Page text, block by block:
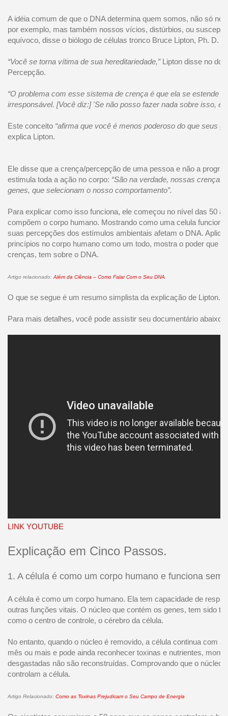
A idéia comum de que o DNA determina quem somos, não só
por exemplo, mas também nossos vícios, distúrbios, ou
equívoco, disse o biólogo de células tronco Bruce Lipton, Ph. D.
“Você se torna vítima de sua hereditariedade,”Lipton disse no
Percepção.
“O problema com esse sistema de crença é que ela se estende
irresponsável. [Você diz:] 'Se não posso fazer nada sobre isso,
Este conceito“afirma que você é menos poderoso do que seus
explica Lipton.
Ele disse que a crença/percepção de uma pessoa e não a
estimula toda a ação no corpo: “São na verdade, nossas
genes, que selecionam o nosso comportamento”.
Para explicar como isso funciona, ele começou no nível das 50 a
compõem o corpo humano. Mostrando como uma celula
suas percepções dos estímulos ambientais afetam o DNA.
princípios no corpo humano como um todo, mostra o poder que
crenças, tem sobre o DNA.
Artigo relacionado: Além da Ciência – Como Falar Com o Seu DNA
O que se segue é um resumo simplista da explicação de Lipton.
Para mais detalhes, você pode assistir seu documentário abaixo.
LINK YOUTUBE
Explicação em Cinco Passos.
1. A célula é como um corpo humano e funciona sem
A célula é como um corpo humano. Ela tem capacidade de
outras funções vitais. O núcleo que contém os genes, tem sido
como o centro de controle, o cérebro da célula.
No entanto, quando o núcleo é removido, a célula continua com
mês ou mais e pode ainda reconhecer toxinas e nutrientes,
desgastadas não são reconstruídas. Comprovando que o núcleo
controlam a célula.
Artigo Relacionado: Como as Toxinas Prejudicam o Seu Campo de Energia